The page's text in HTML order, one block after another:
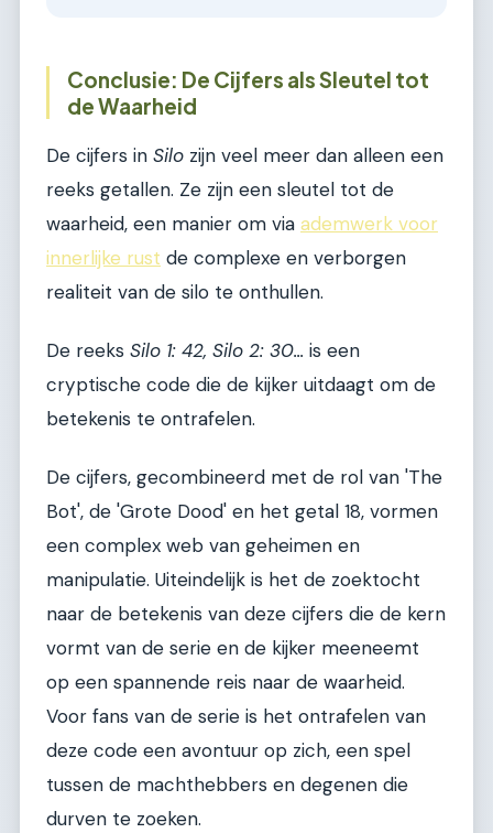
Conclusie: De Cijfers als Sleutel tot
de Waarheid
De cijfers in Silo zijn veel meer dan alleen een
reeks getallen. Ze zijn een sleutel tot de
waarheid, een manier om via ademwerk voor
innerlijke rust de complexe en verborgen
realiteit van de silo te onthullen.
De reeks Silo 1: 42, Silo 2: 30... is een
cryptische code die de kijker uitdaagt om de
betekenis te ontrafelen.
De cijfers, gecombineerd met de rol van 'The
Bot', de 'Grote Dood' en het getal 18, vormen
een complex web van geheimen en
manipulatie. Uiteindelijk is het de zoektocht
naar de betekenis van deze cijfers die de kern
vormt van de serie en de kijker meeneemt
op een spannende reis naar de waarheid.
Voor fans van de serie is het ontrafelen van
deze code een avontuur op zich, een spel
tussen de machthebbers en degenen die
durven te zoeken.